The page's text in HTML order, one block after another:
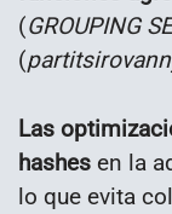
(GROUPING
(
Las
hashes en la
lo que evita